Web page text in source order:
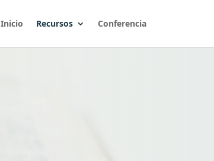
Inicio Recursos Conferencia